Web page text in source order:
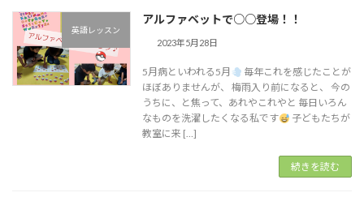
英語レッスン
アルファベットで○○登場！！
2023年5月28日
5月病といわれる5月
毎年これを感じたことが
ほぼありませんが、 梅雨入り前になると、 今の
うちに、と焦って、あれやこれやと 毎日いろん
なものを洗濯したくなる私です
子どもたちが
教室に来 […]
続きを読む